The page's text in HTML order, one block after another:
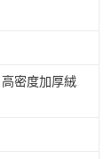
密度加厚絨